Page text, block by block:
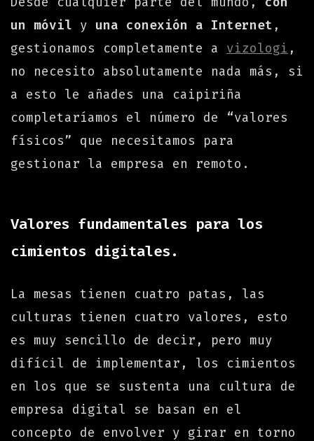
un móvil y una conexión a Internet ,
gestionamos completamente a vizologi ,
no necesito absolutamente nada más, si
a esto le añades una caipiriña
completaríamos el número de “valores
físicos” que necesitamos para
gestionar la empresa en remoto.
Valores fundamentales para los
cimientos digitales.
La mesas tienen cuatro patas, las
culturas tienen cuatro valores, esto
es muy sencillo de decir, pero muy
difícil de implementar, los cimientos
en los que se sustenta una cultura de
empresa digital se basan en el
concepto de envolver y girar en torno